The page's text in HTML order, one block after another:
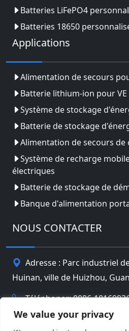
We value your privacy
Batteries LiFePO4
Batteries 18650
Applications
Alimentation de secours
Batterie lithium-ion pour VE
Système de stockage
Batterie de stockage
Alimentation de secours de
Système de recharge
électriques
Batterie de stockage de
Banque d'alimentation
NOUS CONTACTER
Adresse : Parc industriel
Huinan, ville de Huizhou,
Téléphoner: 0086-